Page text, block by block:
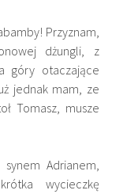
Przyznam,
dżungli, z
góry otaczające
jednak mam, ze
Tomasz, musze
Adrianem,
wycieczkę